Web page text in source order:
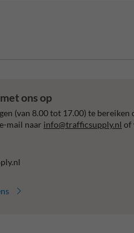
ons op
(van 8.00 tot 17.00) te bereiken
mail naar info@trafficsupply.nl of